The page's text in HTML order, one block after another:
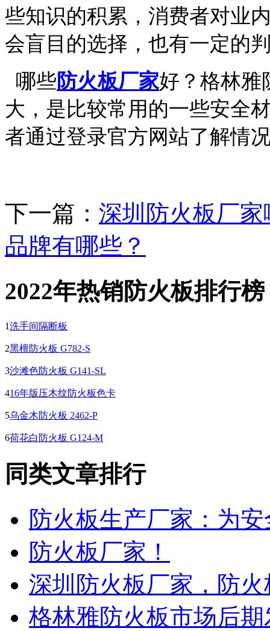
些知识的积累，消费者对业
会盲目的选择，也有一定的
哪些防火板厂家好？格林雅
大，是比较常用的一些安全
者通过登录官方网站了解情
下一篇： 深圳防火板厂
品牌有哪些？
2022年热销防火板排行榜
1洗手间隔断板
2黑檀防火板 G782-S
3沙滩色防火板 G141-SL
416年版压木纹防火板色卡
5乌金木防火板 2462-P
6荷花白防火板 G124-M
同类文章排行
防火板生产厂家：为
防火板厂家！
深圳防火板厂家，防
格林雅防火板市场后